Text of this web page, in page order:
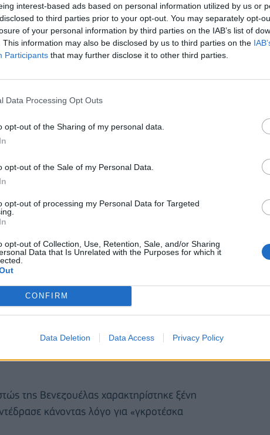
interest-based ads based on personal information utilized by us or
to third parties prior to your opt-out. You may separately opt-
of your personal information by third parties on the IAB’s list of
This information may also be disclosed by us to third parties on the
Participants that may further disclose it to other third parties.
Data Processing Opt Outs
opt-out of the Sharing of my personal data.
opt-out of the Sale of my Personal Data.
opt-out of processing my Personal Data for Targeted
opt-out of Collection, Use, Retention, Sale, and/or Sharing
Data that Is Unrelated with the Purposes for which it
CONFIRM
Data Deletion Data Access Privacy Policy
των δυο χωρών.
ακόμη πιο οξυμένη σχέση αφότου επέστρεψε
μετατρέψει τον πρόεδρο της Βενεζουέλας
επίπεδο.
όλων των υφιστάμενων κυρώσεις
Βενεζουέλα ή φεύγουν από αυτή», ανακοίνωσε
των ΗΠΑ, επαναλαμβάνοντας κατηγορίες που
να χρηματοδοτεί «τη ναρκωτρομοκρατία, την
της Βενεζουέλας χαρακτηρίστηκε ξένη
κάνοντας λόγο για «γκροτέσκα